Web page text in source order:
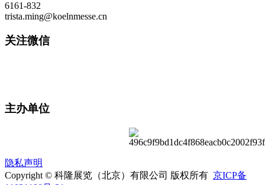
6161-832
trista.ming@koelnmesse.cn
关注微信
主办单位
隐私声明
Copyright © 科隆展览（北京）有限公司 版权所有 京ICP备